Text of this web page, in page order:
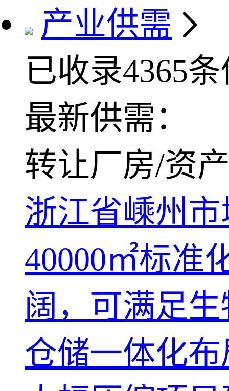
产业供需
已收录4365
最新供需：
转让厂房/资
浙江省嵊州
40000㎡标准
阔，可满足
仓储一体化